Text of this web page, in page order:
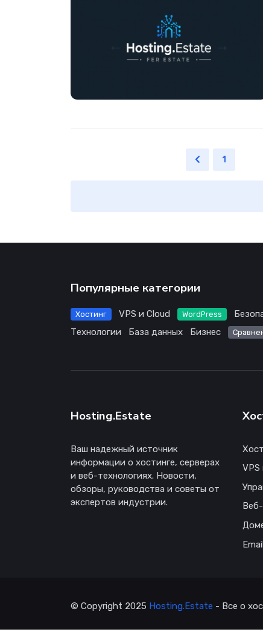
1
Популярные категории
Хостинг VPS и Cloud WordPress
Технологии База данных Бизнес
Hosting.Estate
Ваш надежный источник
информации о хостинге, серверах
и веб-технологиях. Новости,
обзоры, руководства и советы от
экспертов индустрии.
VPS
© Copyright 2025 Hosting.Estate - Все о